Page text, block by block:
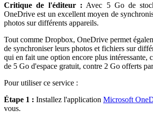
Critique de l'éditeur : Avec 5 Go de
OneDrive est un excellent moyen de
photos sur différents appareils.
Tout comme Dropbox, OneDrive permet
de synchroniser leurs photos et fichiers sur
qui en fait une option encore plus intéressante,
de 5 Go d'espace gratuit, contre 2 Go offerts
Pour utiliser ce service :
Étape 1 : Installez l'application Microsoft
vous.